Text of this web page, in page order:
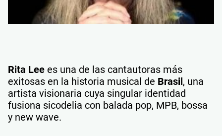
Rita Lee es una de las cantautoras más
exitosas en la historia musical de Brasil, una
artista visionaria cuya singular identidad
fusiona sicodelia con balada pop, MPB, bossa
y new wave.